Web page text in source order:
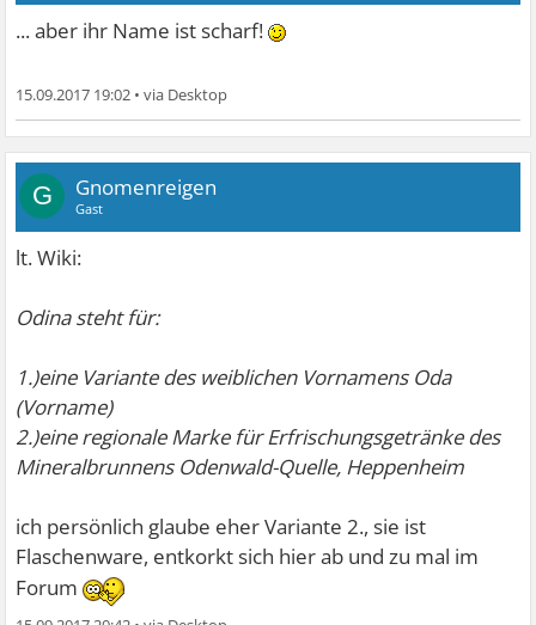
... aber ihr Name ist scharf!
15.09.2017 19:02 •
G Gnomenreigen
Gast
lt. Wiki:
Odina steht für:
1.)eine Variante des weiblichen Vornamens Oda
(Vorname)
2.)eine regionale Marke für Erfrischungsgetränke des
Mineralbrunnens Odenwald-Quelle, Heppenheim
ich persönlich glaube eher Variante 2., sie ist
Flaschenware, entkorkt sich hier ab und zu mal im
Forum